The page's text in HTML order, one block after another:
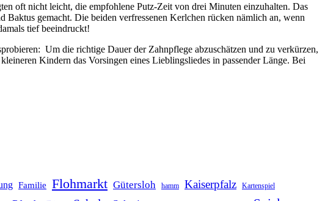
oft nicht leicht, die empfohlene Putz-Zeit von drei Minuten einzuhalten. Das
gemacht. Die beiden verfressenen Kerlchen rücken nämlich an, wenn
tief beeindruckt!
Um die richtige Dauer der Zahnpflege abzuschätzen und zu verkürzen,
Kindern das Vorsingen eines Lieblingsliedes in passender Länge. Bei
Familie Flohmarkt Gütersloh hamm Kaiserpfalz Kartenspiel